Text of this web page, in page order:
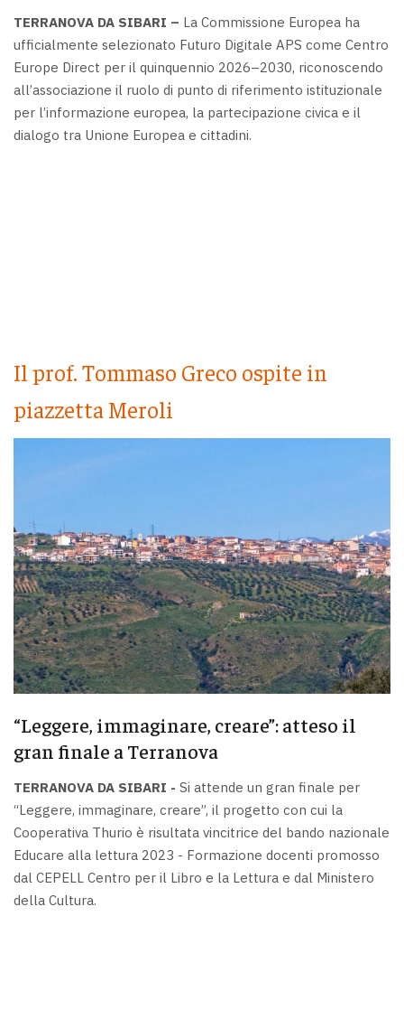
TERRANOVA DA SIBARI – La Commissione Europea ha
ufficialmente selezionato Futuro Digitale APS come Centro
Europe Direct per il quinquennio 2026–2030, riconoscendo
all’associazione il ruolo di punto di riferimento istituzionale
per l’informazione europea, la partecipazione civica e il
dialogo tra Unione Europea e cittadini.
Il prof. Tommaso Greco ospite in
piazzetta Meroli
“Leggere, immaginare, creare”: atteso il
gran finale a Terranova
TERRANOVA DA SIBARI - Si attende un gran finale per
“Leggere, immaginare, creare”, il progetto con cui la
Cooperativa Thurio è risultata vincitrice del bando nazionale
Educare alla lettura 2023 - Formazione docenti promosso
dal CEPELL Centro per il Libro e la Lettura e dal Ministero
della Cultura.